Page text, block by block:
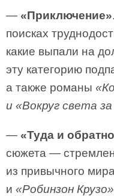
— «Приключение»
поисках
какие выпали на
эту категорию
а также романы
и «Вокруг света
— «Туда и
сюжета —
из привычного
и «Робинзон